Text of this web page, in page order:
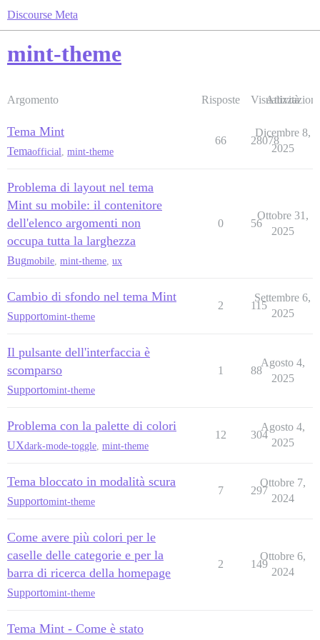
Discourse Meta
mint-theme
Argomento Risposte Visualizzazioni
Attività
Tema Mint
Temaofficial mint-theme
66 28078
Dicembre 8,
2025
Problema di layout nel tema
Mint su mobile: il contenitore
dell'elenco argomenti non
occupa tutta la larghezza
Bugmobile mint-theme ux
0 56
Ottobre 31,
2025
Cambio di sfondo nel tema Mint
Supportomint-theme
2 115
Settembre 6,
2025
Il pulsante dell'interfaccia è
scomparso
Supportomint-theme
1 88
Agosto 4,
2025
Problema con la palette di colori
UXdark-mode-toggle mint-theme
12 304
Agosto 4,
2025
Tema bloccato in modalità scura
Supportomint-theme
7 297
Ottobre 7,
2024
Come avere più colori per le
caselle delle categorie e per la
barra di ricerca della homepage
Supportomint-theme
2 149
Ottobre 6,
2024
Tema Mint - Come è stato